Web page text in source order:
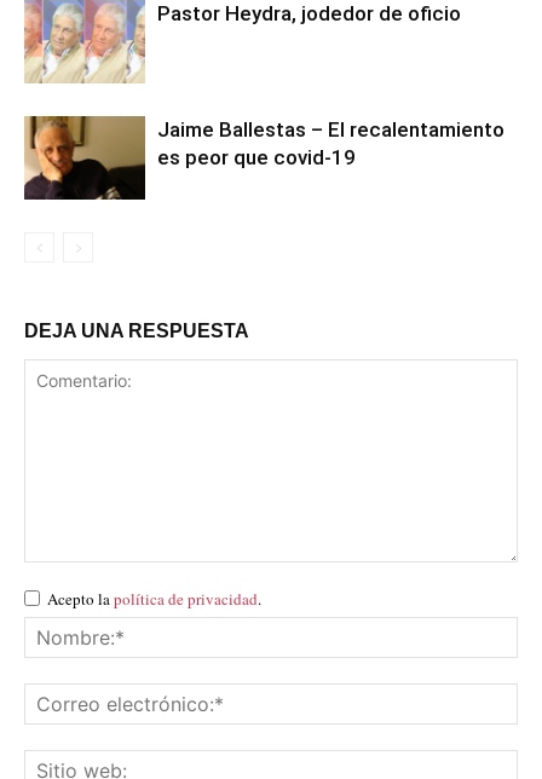
Pastor Heydra, jodedor de oficio
Jaime Ballestas – El recalentamiento
es peor que covid-19
DEJA UNA RESPUESTA
Acepto lapolítica de privacidad.